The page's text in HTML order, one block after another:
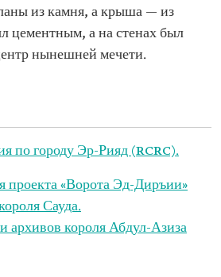
из камня, а крыша — из
цементным, а на стенах был
нынешней мечети.
по городу Эр-Рияд (RCRC).
проекта «Ворота Эд-Диръии»
Сауда.
архивов короля Абдул-Азиза